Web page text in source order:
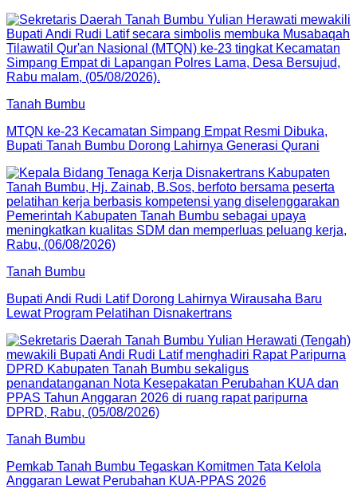
Tanah Bumbu
MTQN ke-23 Kecamatan Simpang Empat Resmi Dibuka,
Bupati Tanah Bumbu Dorong Lahirnya Generasi Qurani
Tanah Bumbu
Bupati Andi Rudi Latif Dorong Lahirnya Wirausaha Baru
Lewat Program Pelatihan Disnakertrans
Tanah Bumbu
Pemkab Tanah Bumbu Tegaskan Komitmen Tata Kelola
Anggaran Lewat Perubahan KUA-PPAS 2026